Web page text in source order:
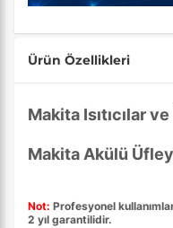
Ürün Özellikleri
Makita Isıtıcılar
Makita Akülü
Not: Profesyonel
2 yıl garantilidir.